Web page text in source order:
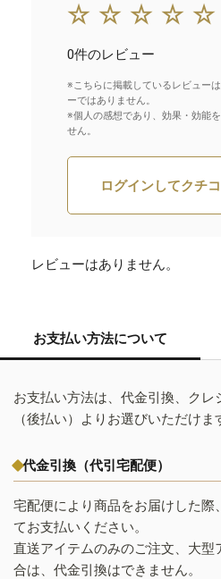
☆☆☆☆☆
0件のレビュー
※こちらに掲載しているレビュー
ーではありません。
※個人の感想であり、効果・効能
せん。
ログインしてクチ
レビューはありません。
お支払い方法について
お支払い方法は、代金引換、クレ
（後払い）よりお選びいただけま
代金引換（代引宅配便）
宅配便により商品をお届けした際
てお支払いください。
直送アイテムのみのご注文、大
合は、代金引換はできません。